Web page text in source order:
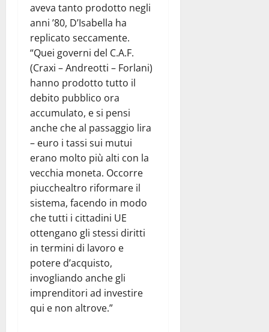
aveva tanto prodotto negli
anni ’80, D’Isabella ha
replicato seccamente.
“Quei governi del C.A.F.
(Craxi – Andreotti – Forlani)
hanno prodotto tutto il
debito pubblico ora
accumulato, e si pensi
anche che al passaggio lira
– euro i tassi sui mutui
erano molto più alti con la
vecchia moneta. Occorre
piucchealtro riformare il
sistema, facendo in modo
che tutti i cittadini UE
ottengano gli stessi diritti
in termini di lavoro e
potere d’acquisto,
invogliando anche gli
imprenditori ad investire
qui e non altrove.”